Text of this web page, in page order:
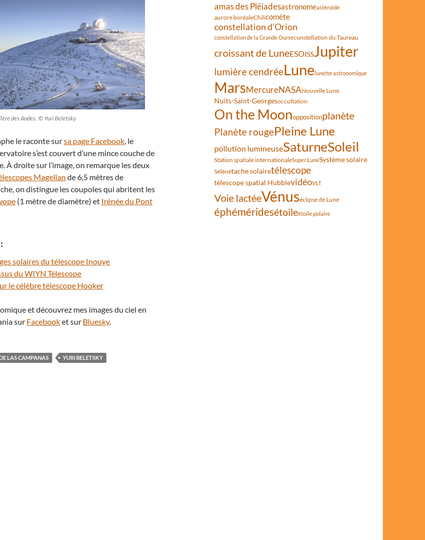
des Andes. © Yuri Beletsky
le raconte sursa page Facebook, le
s’est couvert d’une mince couche de
À droite sur l’image, on remarque les deux
Magellan de 6,5 mètres de
on distingue les coupoles qui abritent les
(1 mètre de diamètre) et Irénée du Pont
solaires du télescope Inouye
du WIYN Télescope
le célèbre télescope Hooker
et découvrez mes images du ciel en
sur Facebooket sur Bluesky.
LAS CAMPANAS YURI BELETSKY
amas des Pléiadesastronomeastéroïde
aurore boréaleChilicomète
constellation d'Orion
constellation de la Grande Ourseconstellation du Taureau
croissant de LuneESOISSJupiter
lumière cendréeLunelunette astronomique
MarsMercureNASANouvelle Lune
Nuits-Saint-Georgesoccultation
On the Moonoppositionplanète
Planète rougePleine Lune
pollution lumineuseSaturneSoleil
Station spatiale internationaleSuper LuneSystème solaire
Sélénétache solairetélescope
télescope spatial HubblevidéoVLT
Voie lactéeVénuséclipse de Lune
éphéméridesétoileétoile polaire